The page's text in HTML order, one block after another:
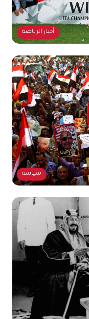
أخبار الرياضة
سياسة